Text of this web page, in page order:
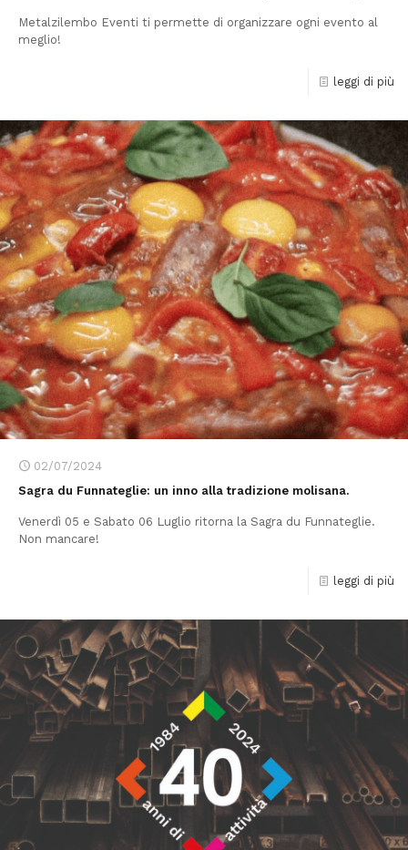
Metalzilembo Eventi ti permette di organizzare ogni evento al
meglio!
leggi di più
02/07/2024
Sagra du Funnateglie: un inno alla tradizione molisana.
Venerdì 05 e Sabato 06 Luglio ritorna la Sagra du Funnateglie.
Non mancare!
leggi di più